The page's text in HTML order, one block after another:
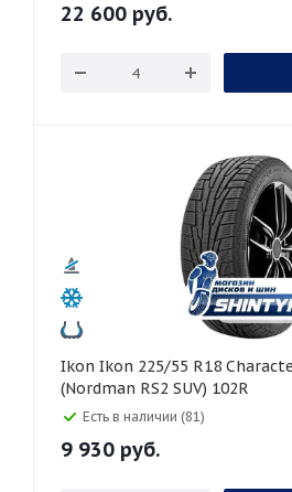
22 600 руб.
Ikon Ikon 225/55 R18 Character Snow 2 SUV
(Nordman RS2 SUV) 102R
Есть в наличии (81)
9 930 руб.